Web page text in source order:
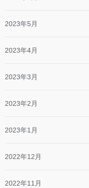
2023年5月
2023年4月
2023年3月
2023年2月
2023年1月
2022年12月
2022年11月